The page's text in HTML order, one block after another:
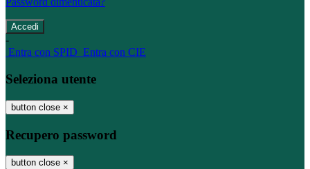
-
Entra con SPID Entra con CIE
Seleziona utente
button close ×
Recupero password
button close ×